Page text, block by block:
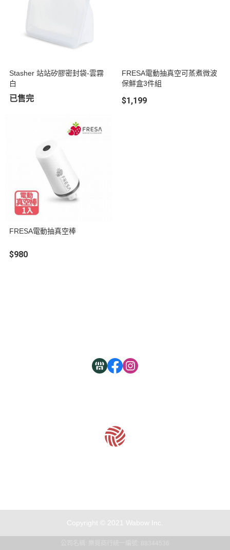
Stasher 站站矽膠密封袋-雲霧
白
已售完
FRESA電動抽真空可蒸煮微波
保鮮盒3件組
$1,199
FRESA電動抽真空棒
$980
Copyright © 2021 Wabow Inc.